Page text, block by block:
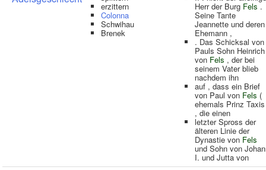
erzittern
Colonna
Schwihau
Brenek
Herr der Burg Fels.
Seine Tante
Jeannette und deren
Ehemann ,
. Das Schicksal von
Pauls Sohn Heinrich
von Fels , der bei
seinem Vater blieb
nachdem ihn
auf , dass ein Brief
von Paul von Fels (
ehemals Prinz
, die einen
letzter Spross der
älteren Linie der
Dynastie von Fels
und Sohn von
I. und Jutta von